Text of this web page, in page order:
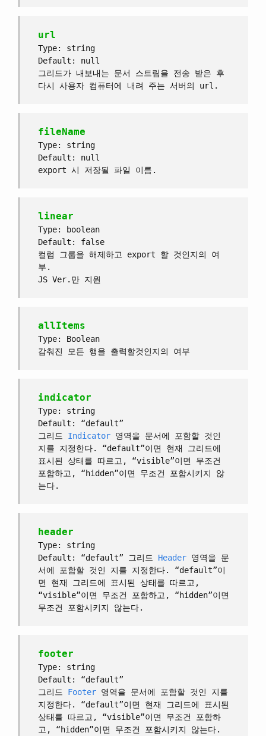
url
Type: string
Default: null
그리드가 내보내는 문서 스트림을 전송 받은 후
다시 사용자 컴퓨터에 내려 주는 서버의 url.
fileName
Type: string
Default: null
export 시 저장될 파일 이름.
linear
Type: boolean
Default: false
컬럼 그룹을 해제하고 export 할 것인지의 여
부.
JS Ver.만 지원
allItems
Type: Boolean
감춰진 모든 행을 출력할것인지의 여부
indicator
Type: string
Default: “default”
그리드 Indicator 영역을 문서에 포함할 것인
지를 지정한다. “default”이면 현재 그리드에
표시된 상태를 따르고, “visible”이면 무조건
포함하고, “hidden”이면 무조건 포함시키지 않
는다.
header
Type: string
Default: “default” 그리드 Header 영역을 문
서에 포함할 것인 지를 지정한다. “default”이
면 현재 그리드에 표시된 상태를 따르고,
“visible”이면 무조건 포함하고, “hidden”이면
무조건 포함시키지 않는다.
footer
Type: string
Default: “default”
그리드 Footer 영역을 문서에 포함할 것인 지를
지정한다. “default”이면 현재 그리드에 표시된
상태를 따르고, “visible”이면 무조건 포함하
고, “hidden”이면 무조건 포함시키지 않는다.